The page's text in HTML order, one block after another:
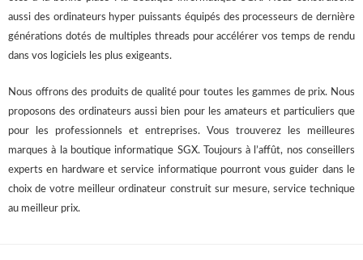
aussi des ordinateurs hyper puissants équipés des processeurs de dernière
générations dotés de multiples threads pour accélérer vos temps de rendu
dans vos logiciels les plus exigeants.
Nous offrons des produits de qualité pour toutes les gammes de prix. Nous
proposons des ordinateurs aussi bien pour les amateurs et particuliers que
pour les professionnels et entreprises. Vous trouverez les meilleures
marques à la boutique informatique SGX. Toujours à l’affût, nos conseillers
experts en hardware et service informatique pourront vous guider dans le
choix de votre meilleur ordinateur construit sur mesure, service technique
au meilleur prix.